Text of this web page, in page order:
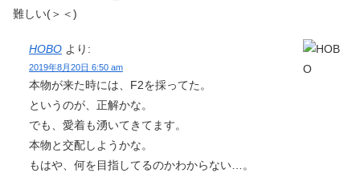
難しい(＞＜)
HOBO より:
2019年8月20日 6:50 am
本物が来た時には、F2を採ってた。
というのが、正解かな。
でも、愛着も湧いてきてます。
本物と交配しようかな。
もはや、何を目指してるのかわからない…。